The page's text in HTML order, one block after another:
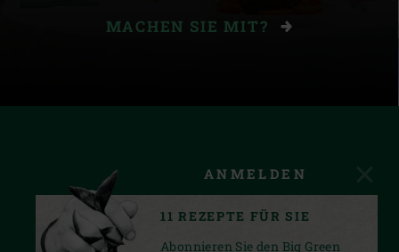
MACHEN SIE MIT?
ANMELDEN
11 REZEPTE FÜR SIE
Abonnieren Sie den Big Green